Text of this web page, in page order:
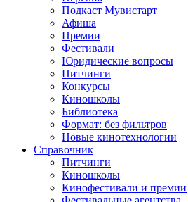
Подкаст Мувистарт
Афиша
Премии
Фестивали
Юридические вопросы
Питчинги
Конкурсы
Киношколы
Библиотека
Формат: без фильтров
Новые кинотехнологии
Справочник
Питчинги
Киношколы
Кинофестивали и премии